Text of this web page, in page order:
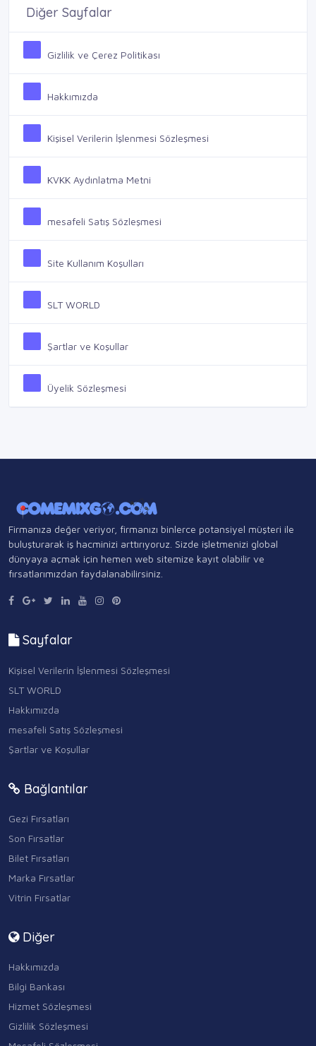
Diğer Sayfalar
Gizlilik ve Çerez Politikası
Hakkımızda
Kişisel Verilerin İşlenmesi Sözleşmesi
KVKK Aydınlatma Metni
mesafeli Satış Sözleşmesi
Site Kullanım Koşulları
SLT WORLD
Şartlar ve Koşullar
Üyelik Sözleşmesi
Firmanıza değer veriyor, firmanızı binlerce potansiyel müşteri ile
buluşturarak iş hacminizi arttırıyoruz. Sizde işletmenizi global
dünyaya açmak için hemen web sitemize kayıt olabilir ve
fırsatlarımızdan faydalanabilirsiniz.
Sayfalar
Kişisel Verilerin İşlenmesi Sözleşmesi
SLT WORLD
Hakkımızda
mesafeli Satış Sözleşmesi
Şartlar ve Koşullar
Bağlantılar
Gezi Fırsatları
Son Fırsatlar
Bilet Fırsatları
Marka Fırsatlar
Vitrin Fırsatlar
Diğer
Hakkımızda
Bilgi Bankası
Hizmet Sözleşmesi
Gizlilik Sözleşmesi